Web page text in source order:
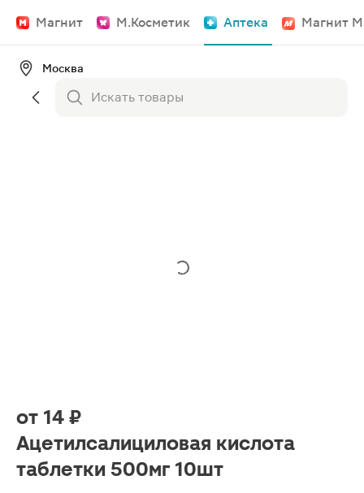
Магнит М.Косметик Аптека Магнит
Москва
от 14 ₽
Ацетилсалициловая кислота
таблетки 500мг 10шт